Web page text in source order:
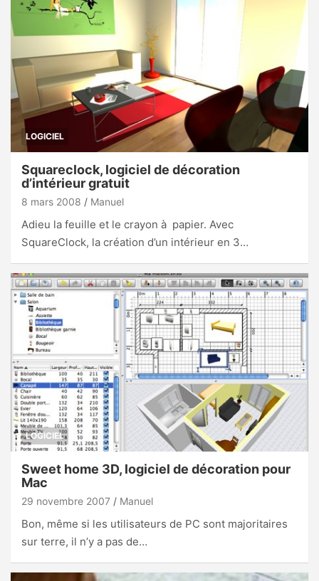
LOGICIEL
Squareclock, logiciel de décoration
d’intérieur gratuit
8 mars 2008 Manuel
Adieu la feuille et le crayon à papier. Avec
SquareClock, la création d’un intérieur en 3…
LOGICIEL
Sweet home 3D, logiciel de décoration pour
Mac
29 novembre 2007 Manuel
Bon, même si les utilisateurs de PC sont majoritaires
sur terre, il n’y a pas de…